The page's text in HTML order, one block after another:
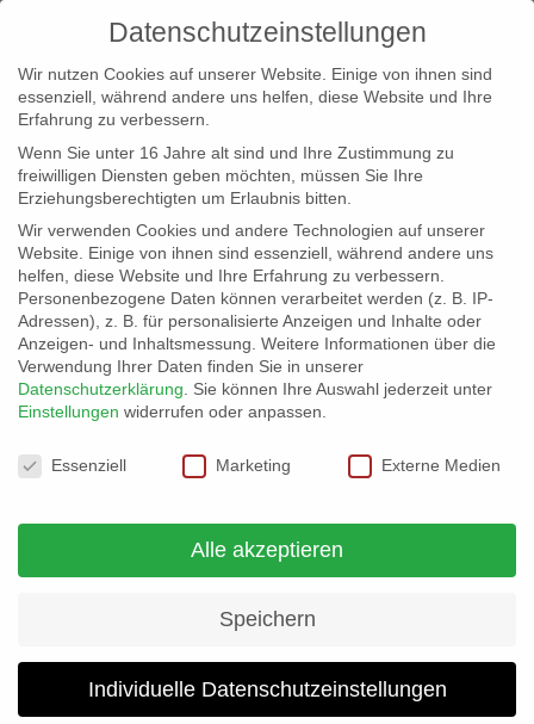
info@erfolgreich-events.de
+4940 46 777 230
06055_06
Datenschutzeinstellungen
Wir nutzen Cookies auf unserer Website. Einige von ihnen sind
essenziell, während andere uns helfen, diese Website und Ihre
Erfahrung zu verbessern.
Wenn Sie unter 16 Jahre alt sind und Ihre Zustimmung zu
freiwilligen Diensten geben möchten, müssen Sie Ihre
Erziehungsberechtigten um Erlaubnis bitten.
Wir verwenden Cookies und andere Technologien auf unserer
Website. Einige von ihnen sind essenziell, während andere uns
helfen, diese Website und Ihre Erfahrung zu verbessern.
Personenbezogene Daten können verarbeitet werden (z. B. IP-
Adressen), z. B. für personalisierte Anzeigen und Inhalte oder
Anzeigen- und Inhaltsmessung. Weitere Informationen über die
Verwendung Ihrer Daten finden Sie in unserer
Datenschutzerklärung
Sie können Ihre Auswahl jederzeit unter
Einstellungen widerrufen oder anpassen.
Datenschutzeinstellungen
Essenziell Marketing Externe Medien
Alle akzeptieren
Speichern
Individuelle Datenschutzeinstellungen